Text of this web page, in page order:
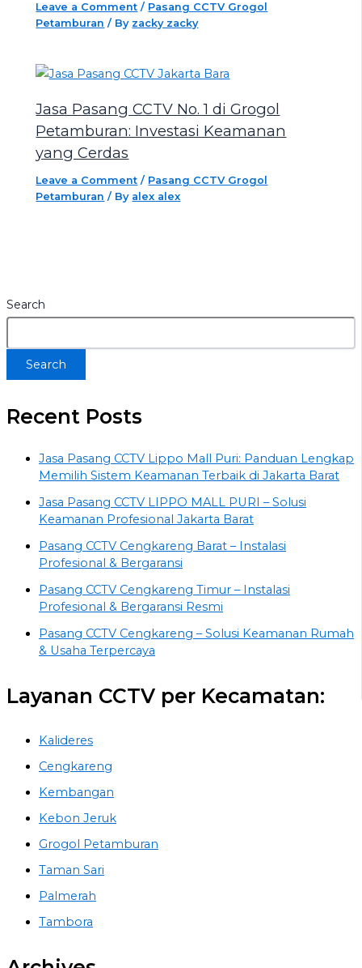
Leave a Comment / Pasang CCTV Grogol
Petamburan / By zacky zacky
Jasa Pasang CCTV No. 1 di Grogol
Petamburan: Investasi Keamanan
yang Cerdas
Leave a Comment / Pasang CCTV Grogol
Petamburan / By alex alex
Search
Search
Recent Posts
Jasa Pasang CCTV Lippo Mall Puri: Panduan Lengkap
Memilih Sistem Keamanan Terbaik di Jakarta Barat
Jasa Pasang CCTV LIPPO MALL PURI – Solusi
Keamanan Profesional Jakarta Barat
Pasang CCTV Cengkareng Barat – Instalasi
Profesional & Bergaransi
Pasang CCTV Cengkareng Timur – Instalasi
Profesional & Bergaransi Resmi
Pasang CCTV Cengkareng – Solusi Keamanan Rumah
& Usaha Terpercaya
Layanan CCTV per Kecamatan:
Kalideres
Cengkareng
Kembangan
Kebon Jeruk
Grogol Petamburan
Taman Sari
Palmerah
Tambora